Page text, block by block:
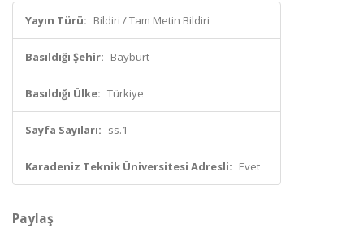
Yayın Türü: Bildiri / Tam Metin Bildiri
Basıldığı Şehir: Bayburt
Basıldığı Ülke: Türkiye
Sayfa Sayıları: ss.1
Karadeniz Teknik Üniversitesi Adresli: Evet
Paylaş